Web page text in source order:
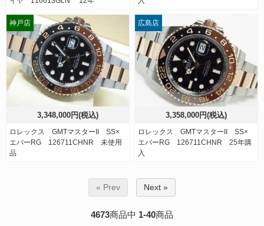
3,348,000円(税込)
ロレックス GMTマスターII SS×
エバーRG 126711CHNR 未使用
品
神戸店
3,358,000円(税込)
ロレックス GMTマスターII SS×
エバーRG 126711CHNR 25年購
入
広島店
« Prev Next »
4673商品中 1-40商品